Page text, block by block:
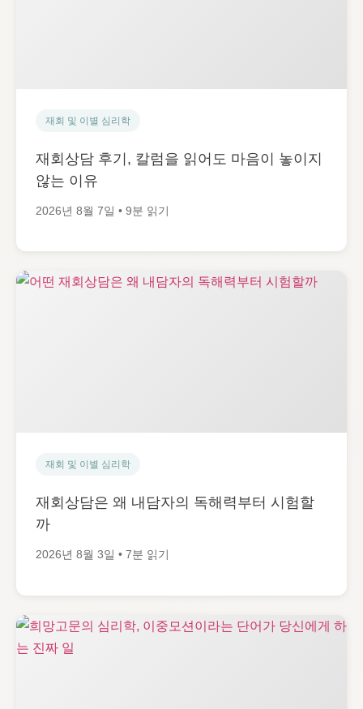
재회 및 이별 심리학
재회상담 후기, 칼럼을 읽어도 마음이 놓이지
않는 이유
2026년 8월 7일 • 9분 읽기
재회 및 이별 심리학
재회상담은 왜 내담자의 독해력부터 시험할
까
2026년 8월 3일 • 7분 읽기